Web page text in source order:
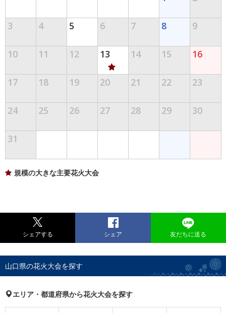
3 4 5 6 7 8 9
10 11 12 13 14 15 16
17 18 19 20 21 22 23
24 25 26 27 28 29 30
31
規模の大きな主要花火大会
シェアする シェア 友だちに送る
山口県の花火大会を探す
エリア・都道府県から花火大会を探す